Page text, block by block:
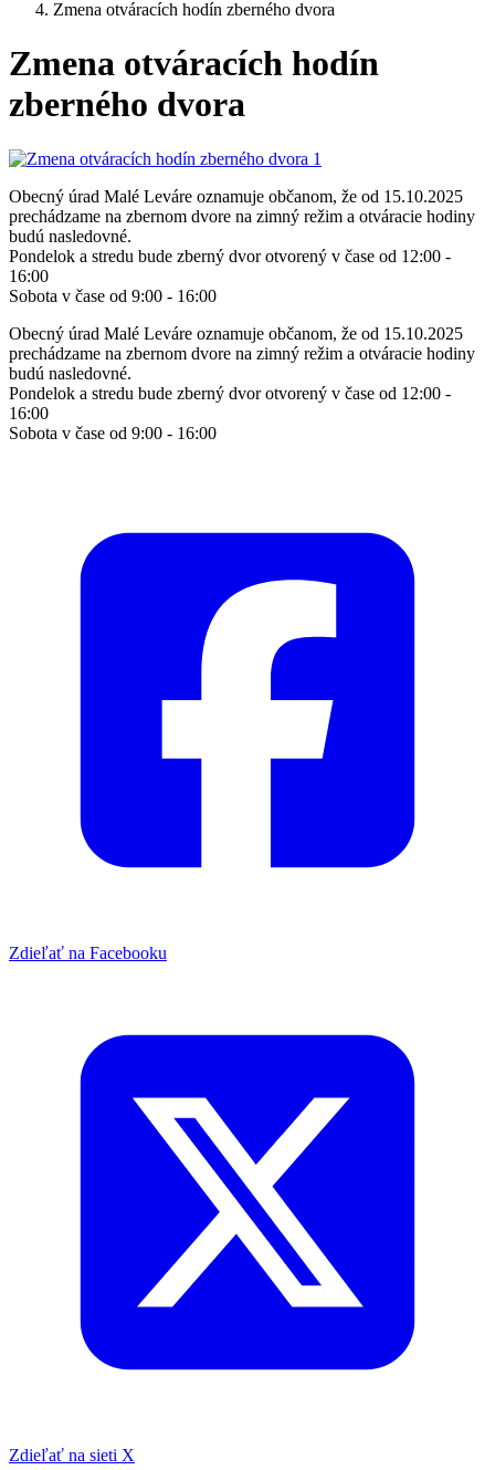
Zmena otváracích hodín zberného dvora
Zmena otváracích hodín
zberného dvora
Obecný úrad Malé Leváre oznamuje občanom, že od 15.10.2025
prechádzame na zbernom dvore na zimný režim a otváracie hodiny
budú nasledovné.
Pondelok a stredu bude zberný dvor otvorený v čase od 12:00 -
16:00
Sobota v čase od 9:00 - 16:00
Obecný úrad Malé Leváre oznamuje občanom, že od 15.10.2025
prechádzame na zbernom dvore na zimný režim a otváracie hodiny
budú nasledovné.
Pondelok a stredu bude zberný dvor otvorený v čase od 12:00 -
16:00
Sobota v čase od 9:00 - 16:00
Zdieľať na Facebooku
Zdieľať na sieti X